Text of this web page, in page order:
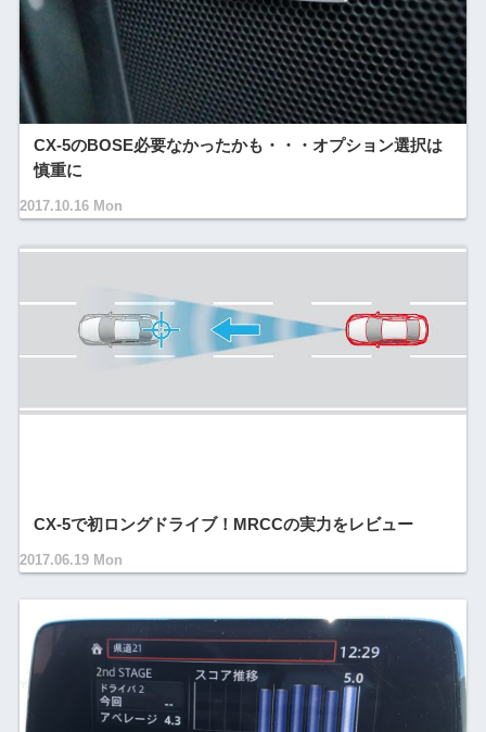
2017.10.16 Mon
CX-5のBOSE必要なかったかも・・・オプション選択は
慎重に
2017.06.19 Mon
CX-5で初ロングドライブ！MRCCの実力をレビュー